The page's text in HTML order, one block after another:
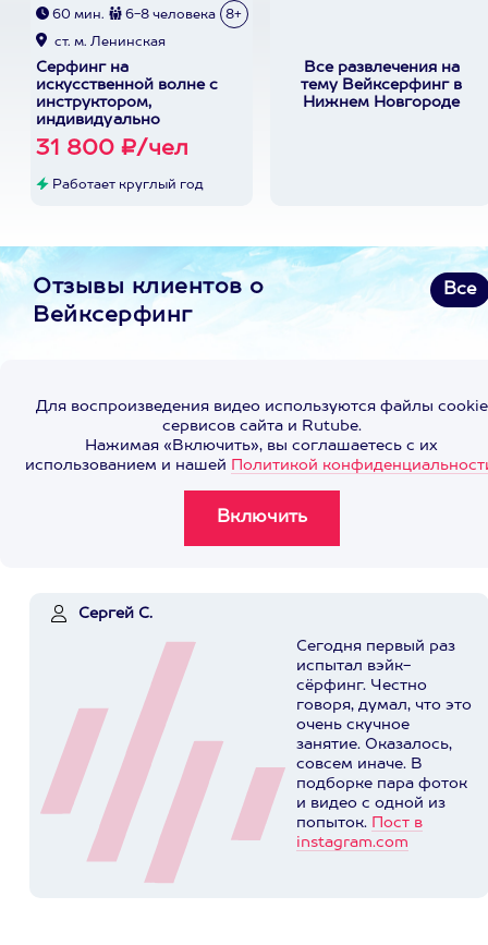
60 мин. 6-8 человека 8+
ст. м. Ленинская
Серфинг на
искусственной волне с
инструктором,
индивидуально
31 800 ₽/чел
Работает круглый год
Все развлечения на
тему Вейксерфинг в
Нижнем Новгороде
Отзывы клиентов о
Вейксерфинг
Все
Для воспроизведения видео используются файлы cookie
сервисов сайта и Rutube.
Нажимая «Включить», вы соглашаетесь с их
использованием и нашей Политикой
Сергей С.
Сегодня первый раз
испытал вэйк-
сёрфинг. Честно
говоря, думал, что это
очень скучное
занятие. Оказалось,
совсем иначе. В
подборке пара фоток
и видео с одной из
попыток. Пост в
instagram.com